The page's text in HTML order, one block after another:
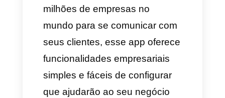
Acesso ao suporte localizado:
Suporte excepcional solicita
demonstração de produto,
onboarding e mais.
Escalabilidade: O CRM